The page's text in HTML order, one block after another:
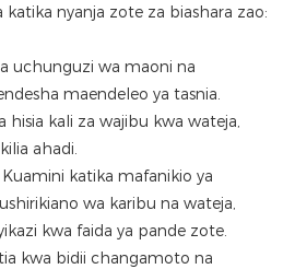
nyanja zote za biashara zao:
uchunguzi wa maoni na
maendeleo ya tasnia.
hisia kali za wajibu kwa wateja,
ahadi.
Kuamini katika mafanikio ya
wa karibu na wateja,
kwa faida ya pande zote.
kwa bidii changamoto na